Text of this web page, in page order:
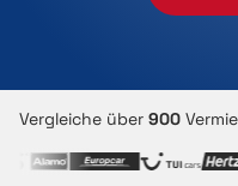
Vergleiche über 900